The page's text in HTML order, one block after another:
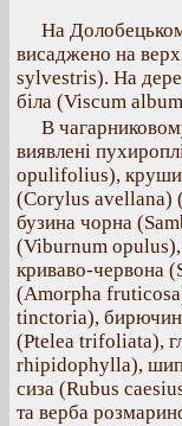
На
висаджено на
sylvestris). На
біла (Viscum
В
виявлені
opulifolius),
(Corylus avellana)
бузина чорна
(Viburnum opulus),
криваво-червона
(Amorpha
tinctoria),
(Ptelea trifoliata),
rhipidophylla),
сиза (Rubus
та верба